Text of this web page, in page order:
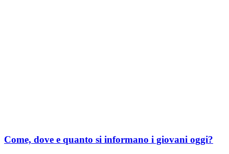
Come, dove e quanto si informano i giovani oggi?